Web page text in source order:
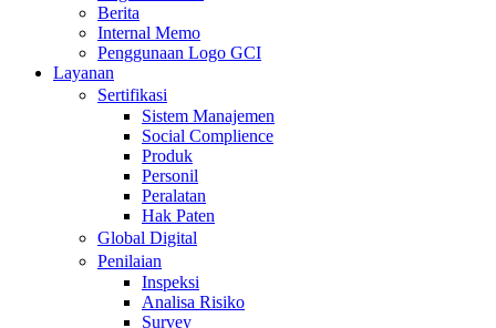
Berita
Internal Memo
Penggunaan Logo GCI
Layanan
Sertifikasi
Sistem Manajemen
Social Complience
Produk
Personil
Peralatan
Hak Paten
Global Digital
Penilaian
Inspeksi
Analisa Risiko
Survey